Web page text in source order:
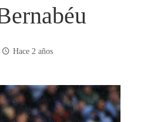
Hace 2 años